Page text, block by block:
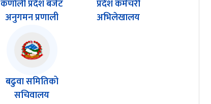
कर्णाली प्रदेश बजेट
अनुगमन प्रणाली
प्रदेश कर्मचरी
अभिलेखालय
बढुवा समितिको
सचिवालय